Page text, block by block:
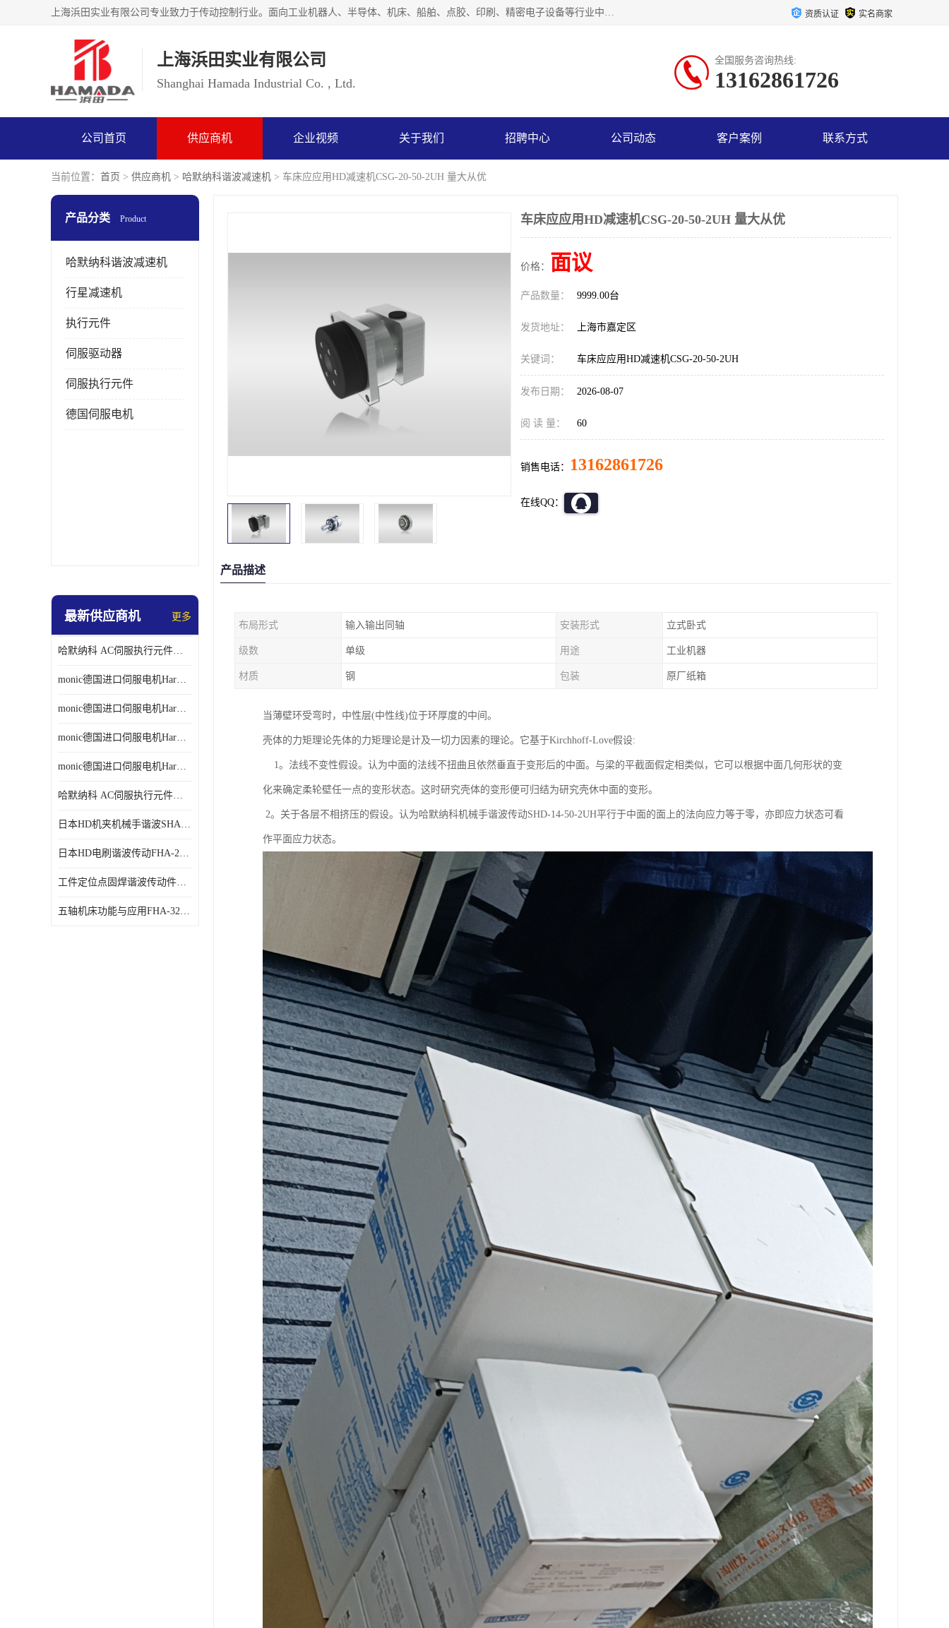
上海浜田实业有限公司专业致力于传动控制行业。面向工业机器人、半导体、机床、船舶、点胶、印刷、精密电子设备等行业中的运动控制技术。为日本哈默纳科（HarmonicDrive简称HD）中国地区定代理商，其生产的HarmonicDrive谐波减速机，具有轻量、小型、传动效率高、减速范围广、精度高等特点，被广泛应用于各种传动系统中。完善的技术，完善的售后，让您的选择无后顾之忧，欢迎您的来电洽谈！ 资质认证 实名商家
上海浜田实业有限公司
Shanghai Hamada Industrial Co. , Ltd.
全国服务咨询热线:
13162861726
公司首页 供应商机 企业视频 关于我们 招聘中心 公司动态 客户案例 联系方式
当前位置： 首页 > 供应商机 > 哈默纳科谐波减速机 > 车床应应用HD减速机CSG-20-50-2UH 量大从优
产品分类 Product
哈默纳科谐波减速机
行星减速机
执行元件
伺服驱动器
伺服执行元件
德国伺服电机
最新供应商机 更多
哈默纳科 AC伺服执行元件扁平型SHA系列 议价
monic德国进口伺服电机Har中国总代理单价
monic德国进口伺服电机Har中国总代理代理
monic德国进口伺服电机Har中国总代理公司
monic德国进口伺服电机Har中国总代理供应
哈默纳科 AC伺服执行元件扁平型SHA系列
日本HD机夹机械手谐波SHA32A120CG-B12B
日本HD电刷谐波传动FHA-25C-50-E250-C
工件定位点固焊谐波传动件哈默纳科CSF-45-100-2UH
五轴机床功能与应用FHA-32C-50-US250
车床应应用HD减速机CSG-20-50-2UH 量大从优
价格： 面议
产品数量： 9999.00台
发货地址： 上海市嘉定区
关键词： 车床应应用HD减速机CSG-20-50-2UH
发布日期： 2026-08-07
阅 读 量： 60
销售电话： 13162861726
在线QQ：
产品描述
布局形式 输入输出同轴 安装形式 立式卧式
级数 单级 用途 工业机器
材质 钢 包装 原厂纸箱
当薄壁环受弯时，中性层(中性线)位于环厚度的中间。
壳体的力矩理论先体的力矩理论是计及一切力因素的理论。它基于Kirchhoff-Love假设:
1。法线不变性假设。认为中面的法线不扭曲且依然垂直于变形后的中面。与梁的平截面假定相类似，它可以根据中面几何形状的变
化来确定柔轮壁任一点的变形状态。这时研究壳体的变形便可归结为研究壳休中面的变形。
2。关于各层不相挤压的假设。认为哈默纳科机械手谐波传动SHD-14-50-2UH平行于中面的面上的法向应力等于零，亦即应力状态可看
作平面应力状态。